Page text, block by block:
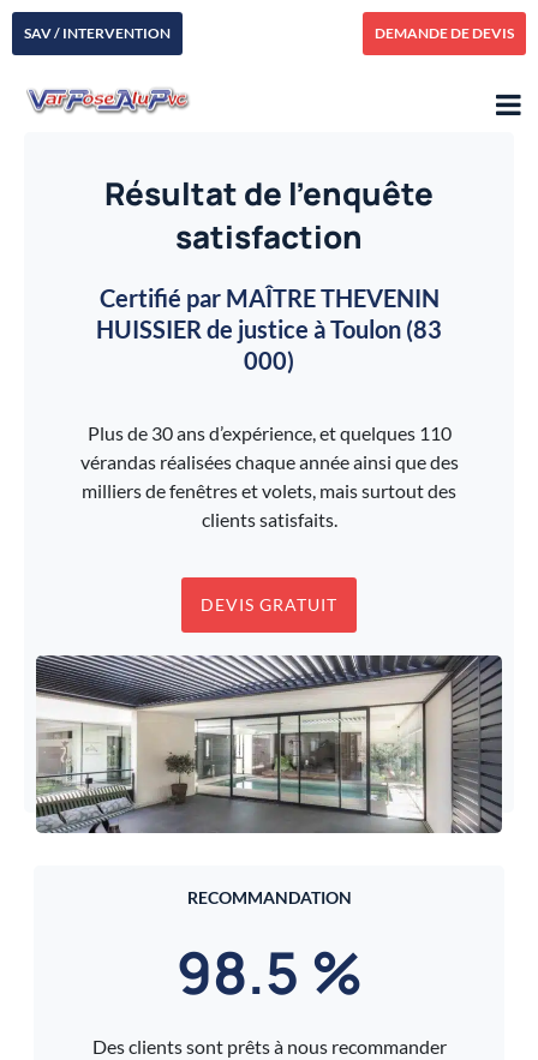
SAV / INTERVENTION DEMANDE DE DEVIS
Résultat de l’enquête
satisfaction
Certifié par MAÎTRE THEVENIN
HUISSIER de justice à Toulon (83
000)
Plus de 30 ans d’expérience, et quelques 110
vérandas réalisées chaque année ainsi que des
milliers de fenêtres et volets, mais surtout des
clients satisfaits.
DEVIS GRATUIT
RECOMMANDATION
98.5 %
Des clients sont prêts à nous recommander